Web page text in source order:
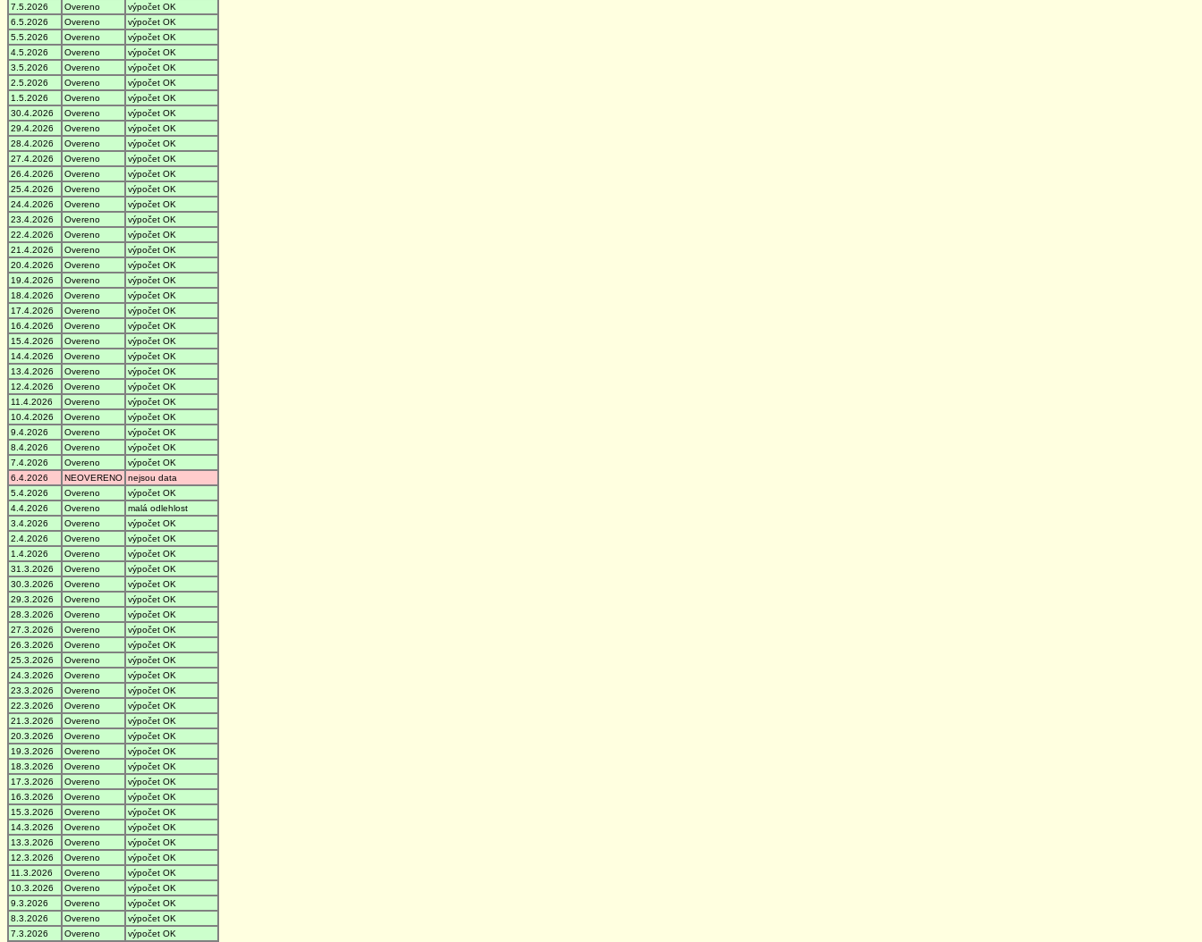
7.5.2026
Overeno
výpočet OK
6.5.2026
Overeno
výpočet OK
5.5.2026
Overeno
výpočet OK
4.5.2026
Overeno
výpočet OK
3.5.2026
Overeno
výpočet OK
2.5.2026
Overeno
výpočet OK
1.5.2026
Overeno
výpočet OK
30.4.2026
Overeno
výpočet OK
29.4.2026
Overeno
výpočet OK
28.4.2026
Overeno
výpočet OK
27.4.2026
Overeno
výpočet OK
26.4.2026
Overeno
výpočet OK
25.4.2026
Overeno
výpočet OK
24.4.2026
Overeno
výpočet OK
23.4.2026
Overeno
výpočet OK
22.4.2026
Overeno
výpočet OK
21.4.2026
Overeno
výpočet OK
20.4.2026
Overeno
výpočet OK
19.4.2026
Overeno
výpočet OK
18.4.2026
Overeno
výpočet OK
17.4.2026
Overeno
výpočet OK
16.4.2026
Overeno
výpočet OK
15.4.2026
Overeno
výpočet OK
14.4.2026
Overeno
výpočet OK
13.4.2026
Overeno
výpočet OK
12.4.2026
Overeno
výpočet OK
11.4.2026
Overeno
výpočet OK
10.4.2026
Overeno
výpočet OK
9.4.2026
Overeno
výpočet OK
8.4.2026
Overeno
výpočet OK
7.4.2026
Overeno
výpočet OK
6.4.2026
NEOVERENO nejsou data
5.4.2026
Overeno
výpočet OK
4.4.2026
Overeno
malá odlehlost
3.4.2026
Overeno
výpočet OK
2.4.2026
Overeno
výpočet OK
1.4.2026
Overeno
výpočet OK
31.3.2026
Overeno
výpočet OK
30.3.2026
Overeno
výpočet OK
29.3.2026
Overeno
výpočet OK
28.3.2026
Overeno
výpočet OK
27.3.2026
Overeno
výpočet OK
26.3.2026
Overeno
výpočet OK
25.3.2026
Overeno
výpočet OK
24.3.2026
Overeno
výpočet OK
23.3.2026
Overeno
výpočet OK
22.3.2026
Overeno
výpočet OK
21.3.2026
Overeno
výpočet OK
20.3.2026
Overeno
výpočet OK
19.3.2026
Overeno
výpočet OK
18.3.2026
Overeno
výpočet OK
17.3.2026
Overeno
výpočet OK
16.3.2026
Overeno
výpočet OK
15.3.2026
Overeno
výpočet OK
14.3.2026
Overeno
výpočet OK
13.3.2026
Overeno
výpočet OK
12.3.2026
Overeno
výpočet OK
11.3.2026
Overeno
výpočet OK
10.3.2026
Overeno
výpočet OK
9.3.2026
Overeno
výpočet OK
8.3.2026
Overeno
výpočet OK
7.3.2026
Overeno
výpočet OK